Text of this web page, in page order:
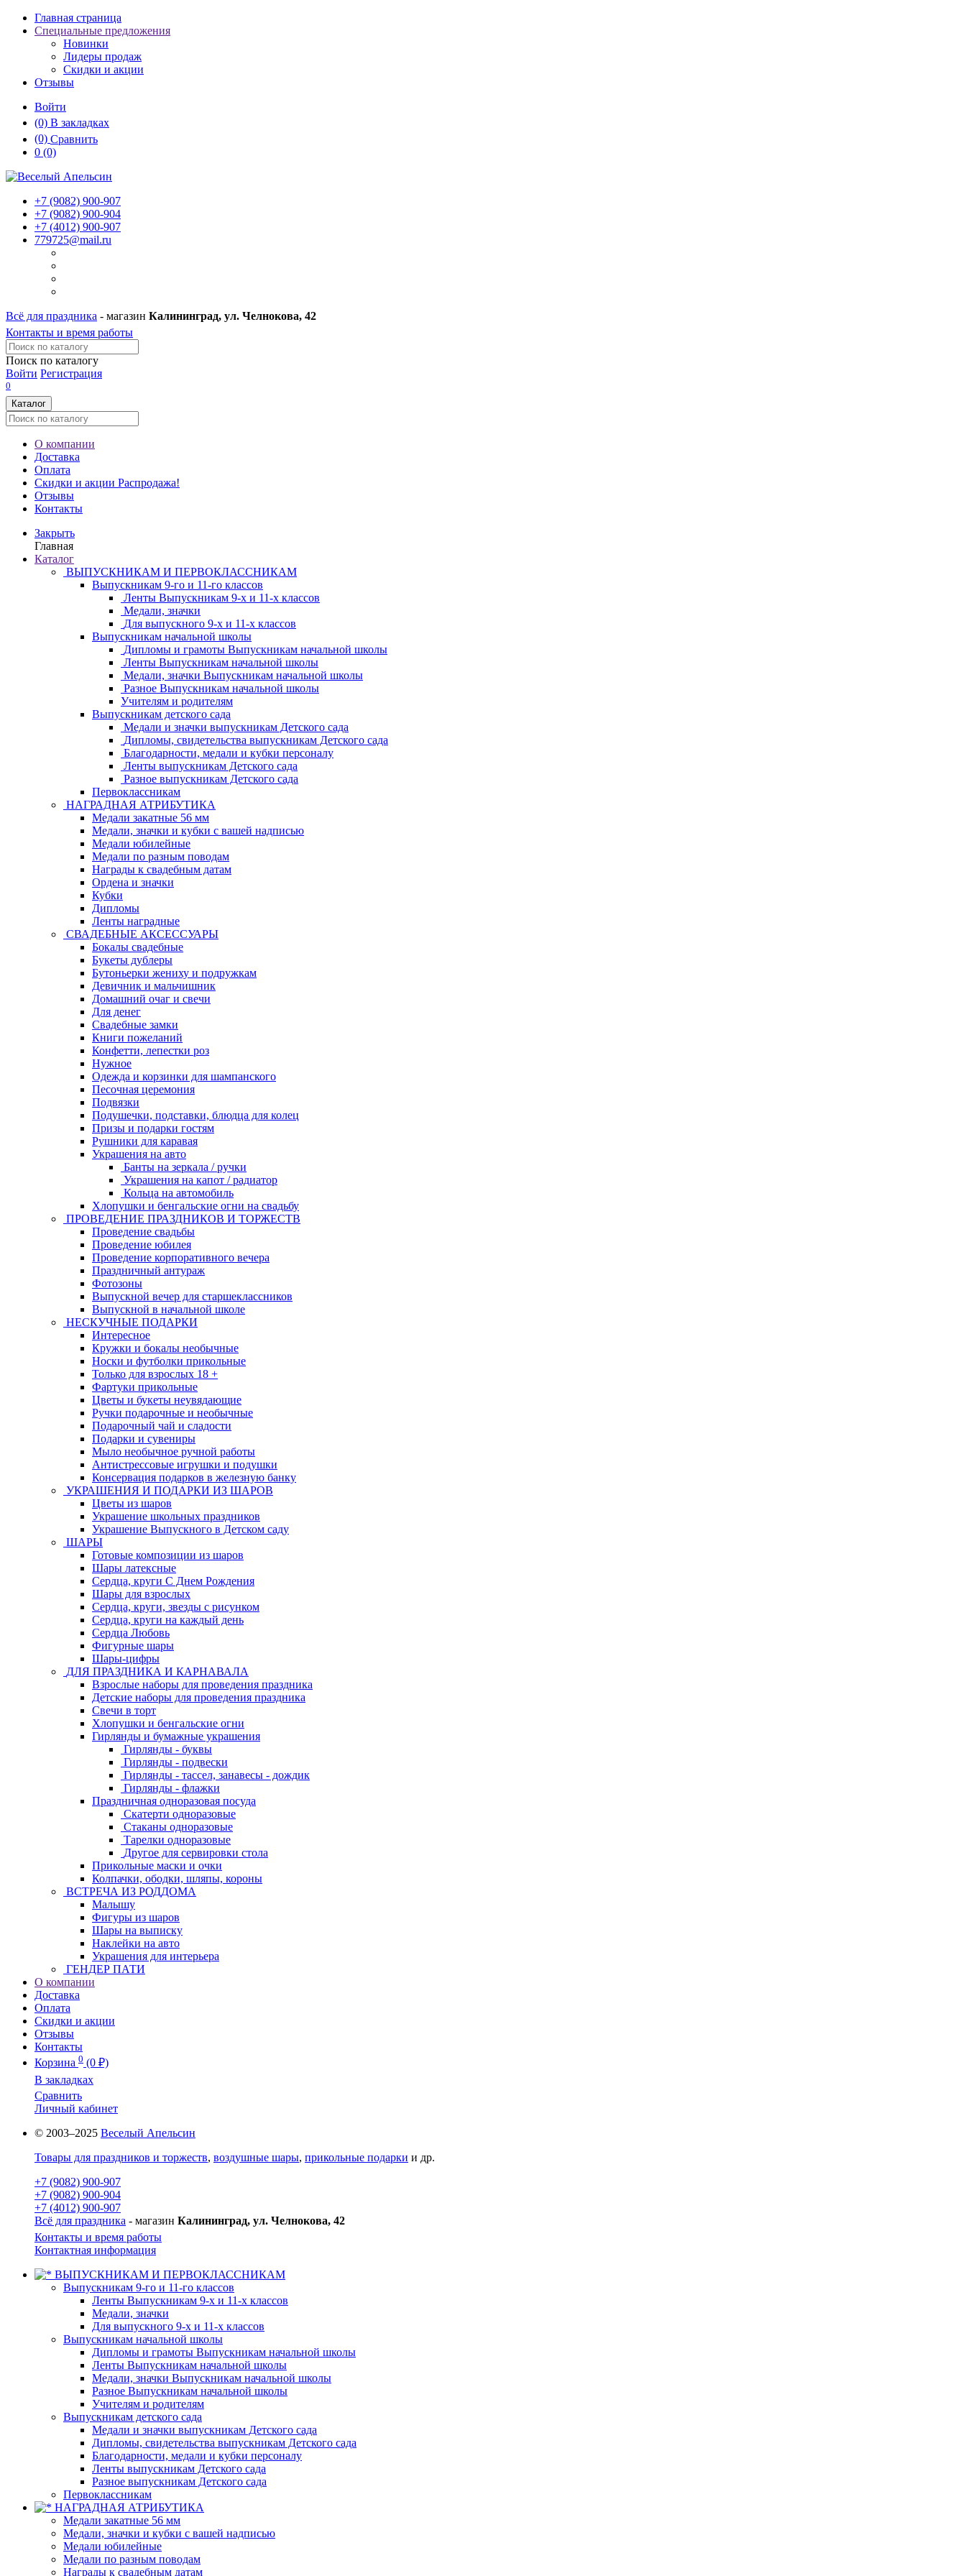
Главная страница
Специальные предложения
Новинки
Лидеры продаж
Скидки и акции
Отзывы
Войти
(0) В закладках
(0) Сравнить
0 (0)
+7 (9082) 900-907
+7 (9082) 900-904
+7 (4012) 900-907
779725@mail.ru
Всё для праздника - магазин Калининград, ул. Челнокова, 42
Контакты и время работы
Поиск по каталогу
Войти Регистрация
0
Каталог
О компании
Доставка
Оплата
Скидки и акции Распродажа!
Отзывы
Контакты
Закрыть
Главная
Каталог
ВЫПУСКНИКАМ И ПЕРВОКЛАССНИКАМ
Выпускникам 9-го и 11-го классов
Ленты Выпускникам 9-х и 11-х классов
Медали, значки
Для выпускного 9-х и 11-х классов
Выпускникам начальной школы
Дипломы и грамоты Выпускникам начальной школы
Ленты Выпускникам начальной школы
Медали, значки Выпускникам начальной школы
Разное Выпускникам начальной школы
Учителям и родителям
Выпускникам детского сада
Медали и значки выпускникам Детского сада
Дипломы, свидетельства выпускникам Детского сада
Благодарности, медали и кубки персоналу
Ленты выпускникам Детского сада
Разное выпускникам Детского сада
Первоклассникам
НАГРАДНАЯ АТРИБУТИКА
Медали закатные 56 мм
Медали, значки и кубки с вашей надписью
Медали юбилейные
Медали по разным поводам
Награды к свадебным датам
Ордена и значки
Кубки
Дипломы
Ленты наградные
СВАДЕБНЫЕ АКСЕССУАРЫ
Бокалы свадебные
Букеты дублеры
Бутоньерки жениху и подружкам
Девичник и мальчишник
Домашний очаг и свечи
Для денег
Свадебные замки
Книги пожеланий
Конфетти, лепестки роз
Нужное
Одежда и корзинки для шампанского
Песочная церемония
Подвязки
Подушечки, подставки, блюдца для колец
Призы и подарки гостям
Рушники для каравая
Украшения на авто
Банты на зеркала / ручки
Украшения на капот / радиатор
Кольца на автомобиль
Хлопушки и бенгальские огни на свадьбу
ПРОВЕДЕНИЕ ПРАЗДНИКОВ И ТОРЖЕСТВ
Проведение свадьбы
Проведение юбилея
Проведение корпоративного вечера
Праздничный антураж
Фотозоны
Выпускной вечер для старшеклассников
Выпускной в начальной школе
НЕСКУЧНЫЕ ПОДАРКИ
Интересное
Кружки и бокалы необычные
Носки и футболки прикольные
Только для взрослых 18 +
Фартуки прикольные
Цветы и букеты неувядающие
Ручки подарочные и необычные
Подарочный чай и сладости
Подарки и сувениры
Мыло необычное ручной работы
Антистрессовые игрушки и подушки
Консервация подарков в железную банку
УКРАШЕНИЯ И ПОДАРКИ ИЗ ШАРОВ
Цветы из шаров
Украшение школьных праздников
Украшение Выпускного в Детском саду
ШАРЫ
Готовые композиции из шаров
Шары латексные
Сердца, круги С Днем Рождения
Шары для взрослых
Сердца, круги, звезды с рисунком
Сердца, круги на каждый день
Сердца Любовь
Фигурные шары
Шары-цифры
ДЛЯ ПРАЗДНИКА И КАРНАВАЛА
Взрослые наборы для проведения праздника
Детские наборы для проведения праздника
Свечи в торт
Хлопушки и бенгальские огни
Гирлянды и бумажные украшения
Гирлянды - буквы
Гирлянды - подвески
Гирлянды - тассел, занавесы - дождик
Гирлянды - флажки
Праздничная одноразовая посуда
Скатерти одноразовые
Стаканы одноразовые
Тарелки одноразовые
Другое для сервировки стола
Прикольные маски и очки
Колпачки, ободки, шляпы, короны
ВСТРЕЧА ИЗ РОДДОМА
Малышу
Фигуры из шаров
Шары на выписку
Наклейки на авто
Украшения для интерьера
ГЕНДЕР ПАТИ
О компании
Доставка
Оплата
Скидки и акции
Отзывы
Контакты
Корзина 0 (0 ₽)
В закладках
Сравнить
Личный кабинет
© 2003–2025 Веселый Апельсин
Товары для праздников и торжеств, воздушные шары, прикольные подарки и др.
+7 (9082) 900-907
+7 (9082) 900-904
+7 (4012) 900-907
Всё для праздника - магазин Калининград, ул. Челнокова, 42
Контакты и время работы
Контактная информация
ВЫПУСКНИКАМ И ПЕРВОКЛАССНИКАМ
Выпускникам 9-го и 11-го классов
Ленты Выпускникам 9-х и 11-х классов
Медали, значки
Для выпускного 9-х и 11-х классов
Выпускникам начальной школы
Дипломы и грамоты Выпускникам начальной школы
Ленты Выпускникам начальной школы
Медали, значки Выпускникам начальной школы
Разное Выпускникам начальной школы
Учителям и родителям
Выпускникам детского сада
Медали и значки выпускникам Детского сада
Дипломы, свидетельства выпускникам Детского сада
Благодарности, медали и кубки персоналу
Ленты выпускникам Детского сада
Разное выпускникам Детского сада
Первоклассникам
НАГРАДНАЯ АТРИБУТИКА
Медали закатные 56 мм
Медали, значки и кубки с вашей надписью
Медали юбилейные
Медали по разным поводам
Награды к свадебным датам